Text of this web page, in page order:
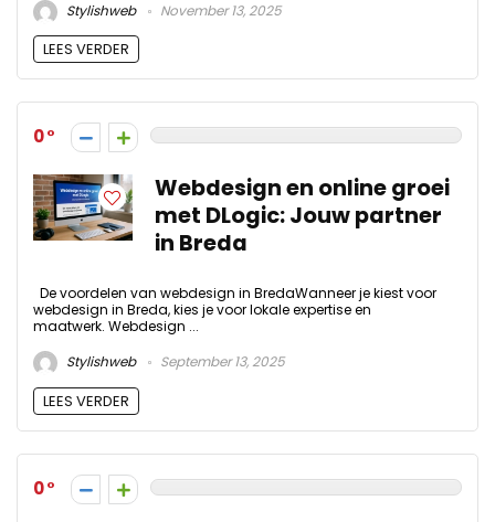
Stylishweb
November 13, 2025
LEES VERDER
0
Webdesign en online groei
met DLogic: Jouw partner
in Breda
De voordelen van webdesign in BredaWanneer je kiest voor
webdesign in Breda, kies je voor lokale expertise en
maatwerk. Webdesign ...
Stylishweb
September 13, 2025
LEES VERDER
0